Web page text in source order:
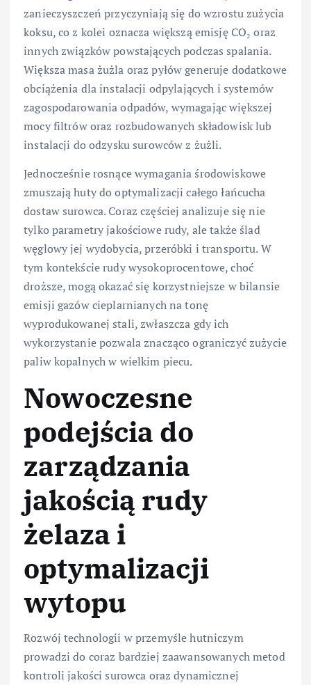
zanieczyszczeń przyczyniają się do wzrostu zużycia
koksu, co z kolei oznacza większą emisję CO₂ oraz
innych związków powstających podczas spalania.
Większa masa żużla oraz pyłów generuje dodatkowe
obciążenia dla instalacji odpylających i systemów
zagospodarowania odpadów, wymagając większej
mocy filtrów oraz rozbudowanych składowisk lub
instalacji do odzysku surowców z żużli.
Jednocześnie rosnące wymagania środowiskowe
zmuszają huty do optymalizacji całego łańcucha
dostaw surowca. Coraz częściej analizuje się nie
tylko parametry jakościowe rudy, ale także ślad
węglowy jej wydobycia, przeróbki i transportu. W
tym kontekście rudy wysokoprocentowe, choć
droższe, mogą okazać się korzystniejsze w bilansie
emisji gazów cieplarnianych na tonę
wyprodukowanej stali, zwłaszcza gdy ich
wykorzystanie pozwala znacząco ograniczyć zużycie
paliw kopalnych w wielkim piecu.
Nowoczesne
podejścia do
zarządzania
jakością rudy
żelaza i
optymalizacji
wytopu
Rozwój technologii w przemyśle hutniczym
prowadzi do coraz bardziej zaawansowanych metod
kontroli jakości surowca oraz dynamicznej